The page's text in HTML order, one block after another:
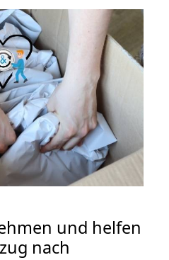
und helfen
nach